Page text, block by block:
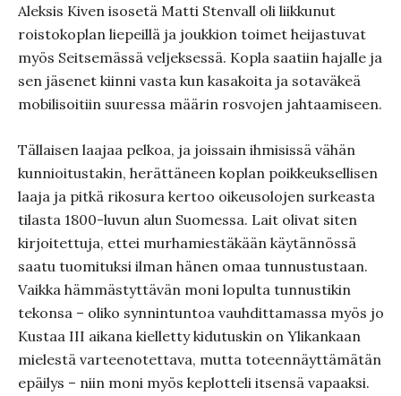
Aleksis Kiven isosetä Matti Stenvall oli liikkunut
roistokoplan liepeillä ja joukkion toimet heijastuvat
myös Seitsemässä veljeksessä. Kopla saatiin hajalle ja
sen jäsenet kiinni vasta kun kasakoita ja sotaväkeä
mobilisoitiin suuressa määrin rosvojen jahtaamiseen.
Tällaisen laajaa pelkoa, ja joissain ihmisissä vähän
kunnioitustakin, herättäneen koplan poikkeuksellisen
laaja ja pitkä rikosura kertoo oikeusolojen surkeasta
tilasta 1800-luvun alun Suomessa. Lait olivat siten
kirjoitettuja, ettei murhamiestäkään käytännössä
saatu tuomituksi ilman hänen omaa tunnustustaan.
Vaikka hämmästyttävän moni lopulta tunnustikin
tekonsa – oliko synnintuntoa vauhdittamassa myös jo
Kustaa III aikana kielletty kidutuskin on Ylikankaan
mielestä varteenotettava, mutta toteennäyttämätän
epäilys – niin moni myös keplotteli itsensä vapaaksi.